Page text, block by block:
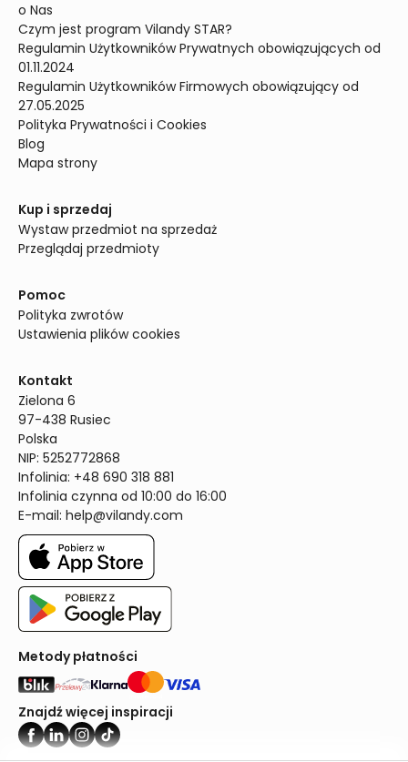
o Nas
Czym jest program Vilandy STAR?
Regulamin Użytkowników Prywatnych obowiązujących od
01.11.2024
Regulamin Użytkowników Firmowych obowiązujący od
27.05.2025
Polityka Prywatności i Cookies
Blog
Mapa strony
Kup i sprzedaj
Wystaw przedmiot na sprzedaż
Przeglądaj przedmioty
Pomoc
Polityka zwrotów
Ustawienia plików cookies
Kontakt
Zielona 6
97-438 Rusiec
Polska
NIP: 5252772868
Infolinia: +48 690 318 881
Infolinia czynna od 10:00 do 16:00
E-mail: help@vilandy.com
Metody płatności
Znajdź więcej inspiracji